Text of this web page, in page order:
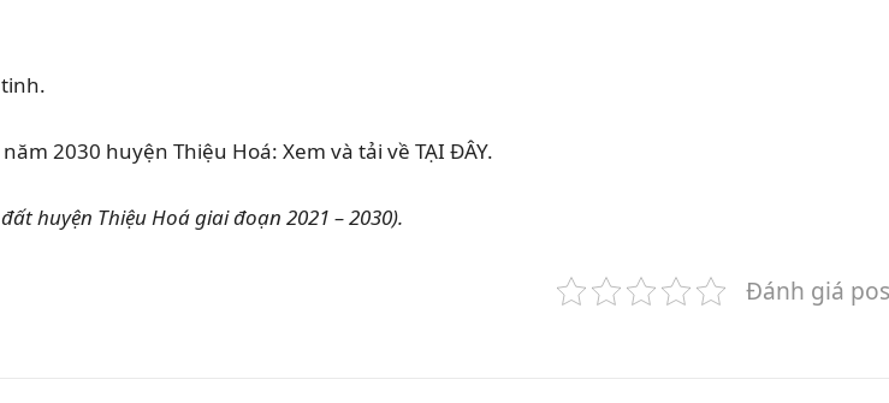
vệ tinh.
2030 huyện Thiệu Hoá: Xem và tải về TẠI ĐÂY.
huyện Thiệu Hoá giai đoạn 2021 – 2030).
Đánh giá